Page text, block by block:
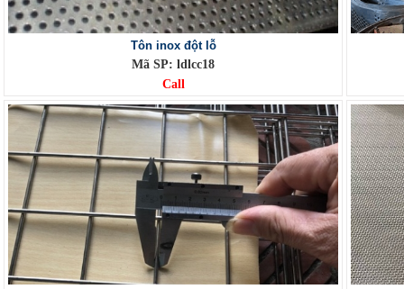
Tôn inox đột lỗ
Mã SP: ldlcc18
Call